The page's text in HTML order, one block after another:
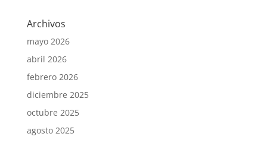
Archivos
mayo 2026
abril 2026
febrero 2026
diciembre 2025
octubre 2025
agosto 2025